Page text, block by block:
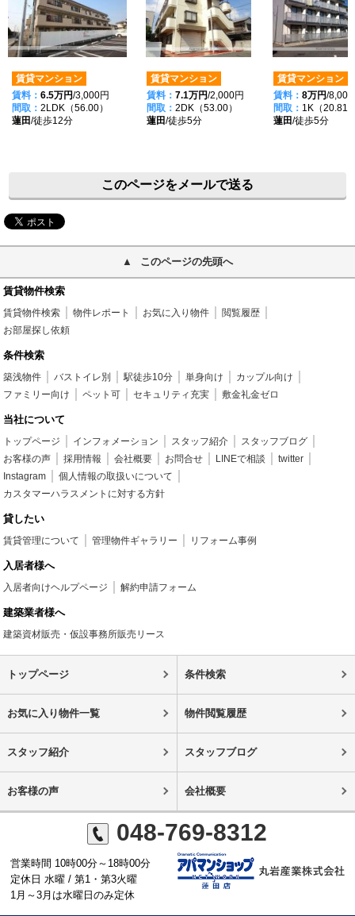
賃貸マンション
賃料： 6.5万円/3,000円
間取： 2LDK（56.00）
蓮田/徒歩12分
賃貸マンション
賃料： 7.1万円/2,000円
間取： 2DK（53.00）
蓮田/徒歩5分
賃貸マンション
賃料： 8万円/8,000
間取： 1K（20.81
蓮田/徒歩5分
このページをメールで送る
このページの先頭へ
賃貸物件検索
賃貸物件検索 物件レポート お気に入り物件
閲覧履歴
お部屋探し依頼
条件検索
築浅物件 バストイレ別 駅徒歩10分 単身向け
カップル向け
ファミリー向け
ペット可 セキュリティ充実 敷金礼金ゼロ
当社について
トップページ インフォメーション スタッフ紹介
スタッフブログ
お客様の声
採用情報 会社概要 お問合せ LINEで相談
twitter
Instagram
個人情報の取扱いについて
カスタマーハラスメントに対する方針
貸したい
賃貸管理について 管理物件ギャラリー リフォーム事例
入居者様へ
入居者向けヘルプページ 解約申請フォーム
建築業者様へ
建築資材販売・仮設事務所販売リース
トップページ 条件検索
お気に入り物件一覧 物件閲覧履歴
スタッフ紹介 スタッフブログ
お客様の声 会社概要
048-769-8312
営業時間 10時00分～18時00分
定休日 水曜 / 第1・第3火曜
1月～3月は水曜日のみ定休